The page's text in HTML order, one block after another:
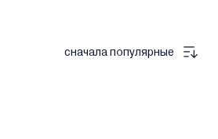
сначала популярные